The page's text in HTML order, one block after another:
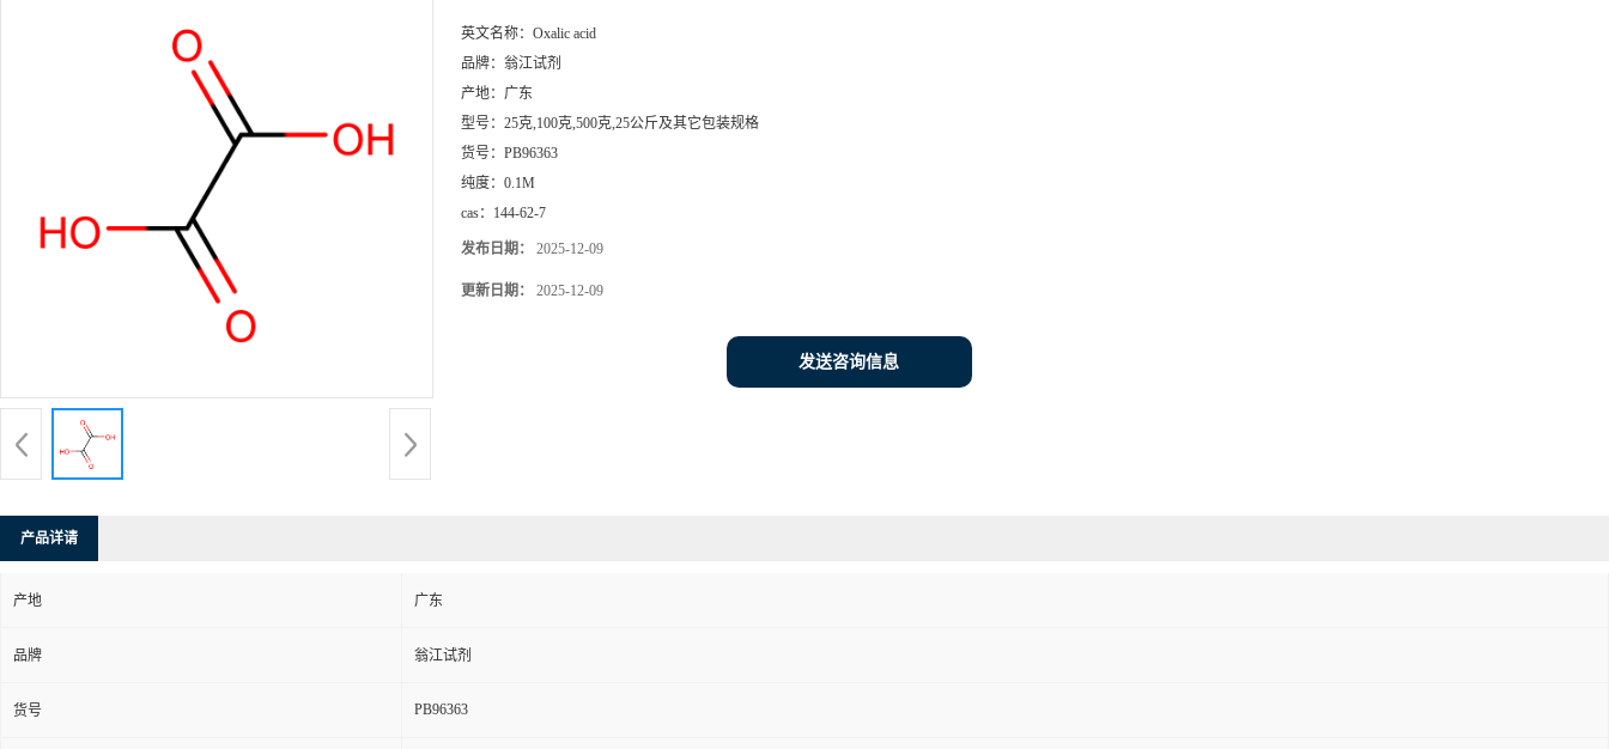
英文名称： Oxalic acid
品牌： 翁江试剂
产地： 广东
型号： 25克,100克,500克,25公斤及其它包装规格
货号： PB96363
纯度： 0.1M
cas： 144-62-7
发布日期： 2025-12-09
更新日期： 2025-12-09
发送咨询信息
产品详请
产地 广东
品牌 翁江试剂
货号 PB96363